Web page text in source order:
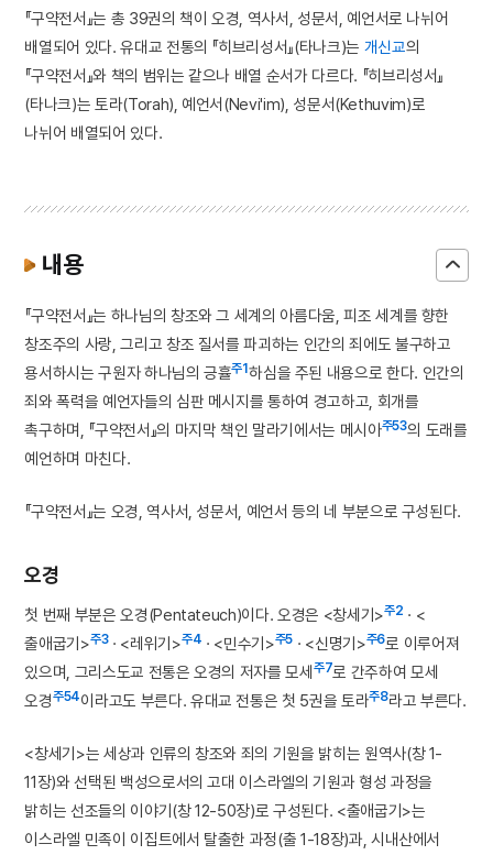
『구약전서』는 총 39권의 책이 오경, 역사서, 성문서, 예언서로 나뉘어
배열되어 있다. 유대교 전통의 『히브리성서』(타나크)는 개신교의
『구약전서』와 책의 범위는 같으나 배열 순서가 다르다. 『히브리성서』
(타나크)는 토라(Torah), 예언서(Nevi'im), 성문서(Kethuvim)로
나뉘어 배열되어 있다.
내용
『구약전서』는 하나님의 창조와 그 세계의 아름다움, 피조 세계를 향한
창조주의 사랑, 그리고 창조 질서를 파괴하는 인간의 죄에도 불구하고
용서하시는 구원자 하나님의 긍휼주1하심을 주된 내용으로 한다. 인간의
죄와 폭력을 예언자들의 심판 메시지를 통하여 경고하고, 회개를
촉구하며, 『구약전서』의 마지막 책인 말라기에서는 메시아주53의 도래를
예언하며 마친다.
『구약전서』는 오경, 역사서, 성문서, 예언서 등의 네 부분으로 구성된다.
오경
첫 번째 부분은 오경(Pentateuch)이다. 오경은 <창세기>주2 · <
출애굽기>주3· <레위기>주4 · <민수기>주5 · <신명기>주6로 이루어져
있으며, 그리스도교 전통은 오경의 저자를 모세주7로 간주하여 모세
오경주54이라고도 부른다. 유대교 전통은 첫 5권을 토라주8라고 부른다.
<창세기>는 세상과 인류의 창조와 죄의 기원을 밝히는 원역사(창 1-
11장)와 선택된 백성으로서의 고대 이스라엘의 기원과 형성 과정을
밝히는 선조들의 이야기(창 12-50장)로 구성된다. <출애굽기>는
이스라엘 민족이 이집트에서 탈출한 과정(출 1-18장)과, 시내산에서